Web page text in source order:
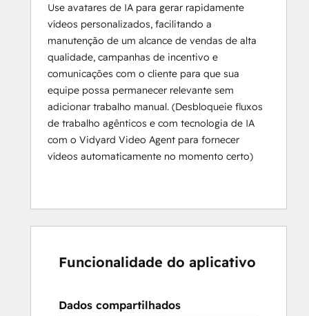
Use avatares de IA para gerar rapidamente
vídeos personalizados, facilitando a
manutenção de um alcance de vendas de alta
qualidade, campanhas de incentivo e
comunicações com o cliente para que sua
equipe possa permanecer relevante sem
adicionar trabalho manual. (Desbloqueie fluxos
de trabalho agênticos e com tecnologia de IA
com o Vidyard Video Agent para fornecer
vídeos automaticamente no momento certo)
Funcionalidade do aplicativo
Dados compartilhados